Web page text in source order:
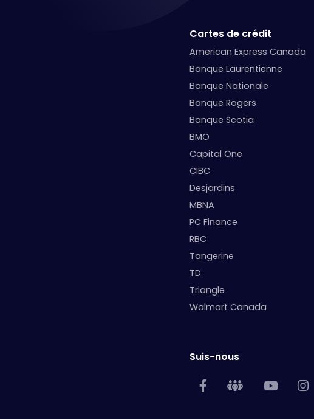
Cartes de crédit
American Express Canada
Banque Laurentienne
Banque Nationale
Banque Rogers
Banque Scotia
BMO
Capital One
CIBC
Desjardins
MBNA
PC Finance
RBC
Tangerine
TD
Triangle
Walmart Canada
Suis-nous